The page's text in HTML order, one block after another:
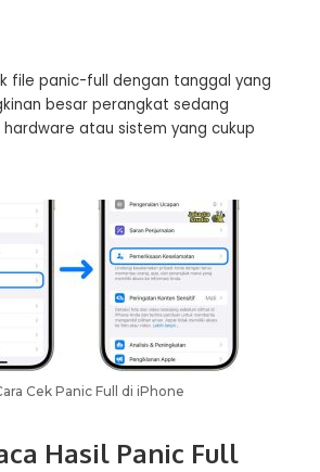
file panic-full dengan tanggal yang
besar perangkat sedang
atau sistem yang cukup
Cek Panic Full di iPhone
Hasil Panic Full